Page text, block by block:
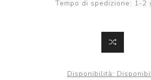
Tempo di spedizione: 1-2
Disponibilità: